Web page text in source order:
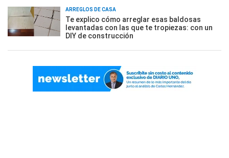
ARREGLOS DE CASA
Te explico cómo arreglar esas baldosas
levantadas con las que te tropiezas: con un
DIY de construcción